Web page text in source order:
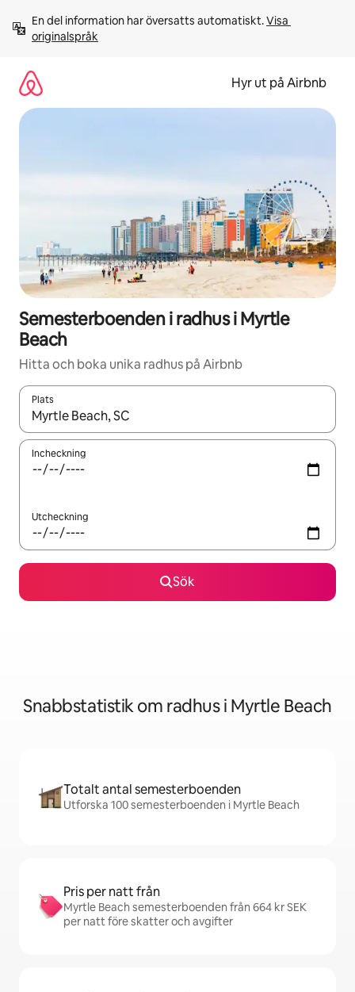
innehåll
En del information har översatts automatiskt. Visa
originalspråk
Hyr ut på Airbnb
Semesterboenden i radhus i Myrtle
Beach
Hitta och boka unika radhus på Airbnb
Plats
När resultaten är tillgängliga kan du navigera med upp- och
Incheckning
Utcheckning
Sök
Snabbstatistik om radhus i Myrtle Beach
Totalt antal semesterboenden
Utforska 100 semesterboenden i Myrtle Beach
Pris per natt från
Myrtle Beach semesterboenden från 664 kr SEK
per natt före skatter och avgifter